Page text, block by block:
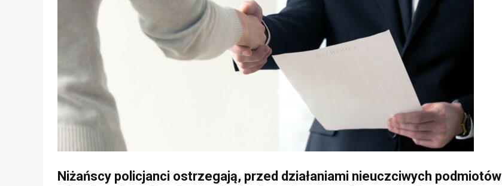
Niżańscy policjanci ostrzegają, przed działaniami nieuczciwych podmiotów